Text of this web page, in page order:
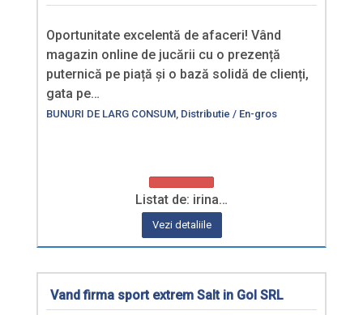
Oportunitate excelentă de afaceri! Vând
magazin online de jucării cu o prezență
puternică pe piață și o bază solidă de clienți,
gata pe…
BUNURI DE LARG CONSUM Distributie / En-gros
Listat de: irina…
Vezi detaliile
Vand firma sport extrem Salt in Gol SRL